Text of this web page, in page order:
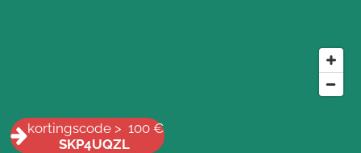
kortingscode > 100 €
SKP4UQZL